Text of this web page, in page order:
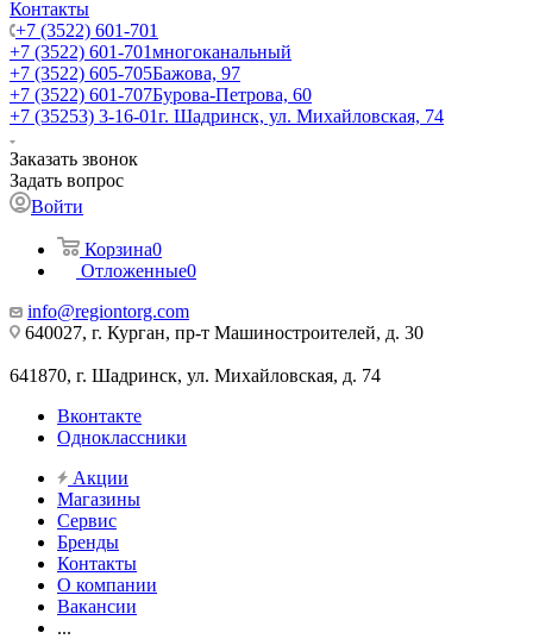
Контакты
+7 (3522) 601-701
+7 (3522) 601-701многоканальный
+7 (3522) 605-705Бажова, 97
+7 (3522) 601-707Бурова-Петрова, 60
+7 (35253) 3-16-01г. Шадринск, ул. Михайловская, 74
Заказать звонок
Задать вопрос
Войти
Корзина0
Отложенные0
info@regiontorg.com
640027, г. Курган, пр-т Машиностроителей, д. 30
641870, г. Шадринск, ул. Михайловская, д. 74
Вконтакте
Одноклассники
Акции
Магазины
Сервис
Бренды
Контакты
О компании
Вакансии
...